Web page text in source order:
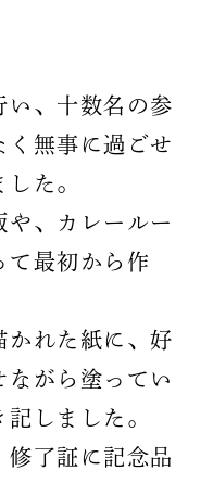
い、十数名の参
く無事に過ごせ
た。
や、カレールー
て最初から作
かれた紙に、好
ながら塗ってい
しました。
修了証に記念品